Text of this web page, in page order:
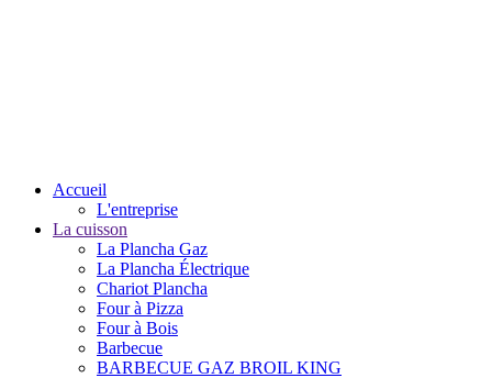
Accueil
L'entreprise
La cuisson
La Plancha Gaz
La Plancha Électrique
Chariot Plancha
Four à Pizza
Four à Bois
Barbecue
BARBECUE GAZ BROIL KING